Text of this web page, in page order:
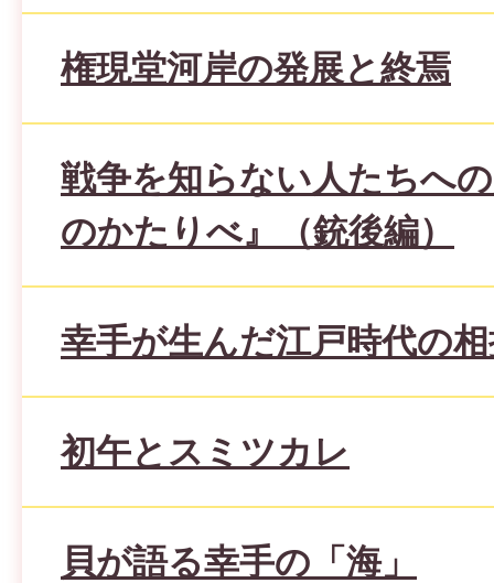
権現堂河岸の発展と終焉
戦争を知らない人たちへ
のかたりべ』（銃後編）
幸手が生んだ江戸時代の
初午とスミツカレ
貝が語る幸手の「海」